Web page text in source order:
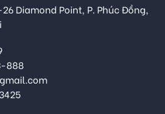
Diamond Point, P. Phúc Đồng,
888